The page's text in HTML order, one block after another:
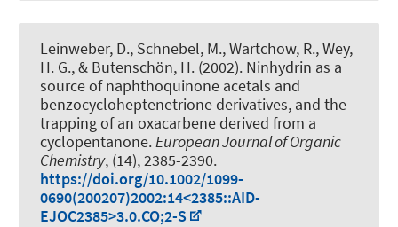
Leinweber, D., Schnebel, M., Wartchow, R., Wey,
H. G., & Butenschön, H. (2002). Ninhydrin as a
source of naphthoquinone acetals and
benzocycloheptenetrione derivatives, and the
trapping of an oxacarbene derived from a
cyclopentanone.European Journal of Organic
Chemistry, (14), 2385-2390.
https://doi.org/10.1002/1099-
0690(200207)2002:14<2385::AID-
EJOC2385>3.0.CO;2-S